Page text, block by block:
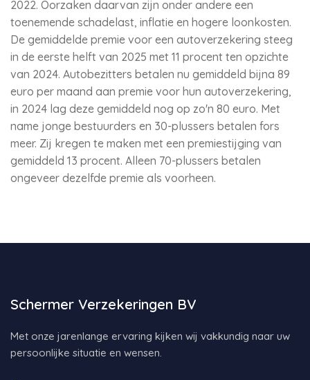
2022. Oorzaken daarvan zijn onder andere een
toenemende schadelast, inflatie en hogere loonkosten.
De gemiddelde premie voor een autoverzekering steeg
in de eerste helft van 2025 met 11 procent ten opzichte
van 2024. Autobezitters betalen nu gemiddeld bijna 89
euro per maand aan premie voor hun autoverzekering,
in 2024 lag deze gemiddeld nog op zo'n 80 euro. Met
name jonge bestuurders en 30-plussers betalen fors
meer. Zij kregen te maken met een premiestijging van
gemiddeld 13 procent. Alleen 70-plussers betalen
ongeveer dezelfde premie als voorheen.
Schermer Verzekeringen BV
Met onze jarenlange ervaring kijken wij vakkundig naar uw
persoonlijke situatie en wensen.